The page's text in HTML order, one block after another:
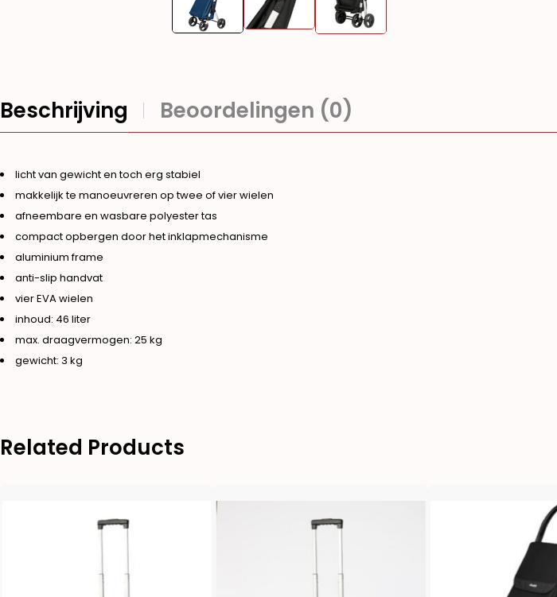
Beschrijving Beoordelingen (0)
licht van gewicht en toch erg stabiel
makkelijk te manoeuvreren op twee of vier wielen
afneembare en wasbare polyester tas
compact opbergen door het inklapmechanisme
aluminium frame
anti-slip handvat
vier EVA wielen
inhoud: 46 liter
max. draagvermogen: 25 kg
gewicht: 3 kg
Related Products